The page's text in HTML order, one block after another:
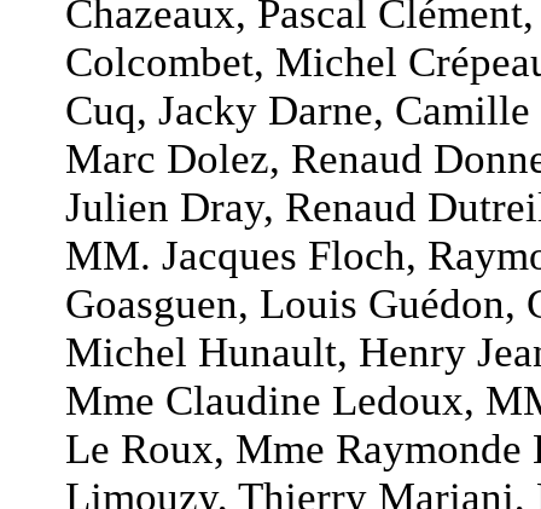
Chazeaux, Pascal
Colcombet, Michel
Cuq, Jacky Darne,
Marc Dolez, Renaud
Julien Dray, Renaud
MM. Jacques Floch,
Goasguen, Louis
Michel Hunault, Henry
Mme Claudine Ledoux,
Le Roux, Mme Raymonde
Limouzy, Thierry Mariani,